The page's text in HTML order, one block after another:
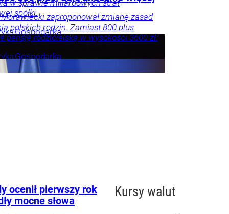
w sprawie miliardowych strat
spółki.
Gospodarka
zaproponował zmianę zasad
polskich rodzin. Zamiast 800 plus
pensję rodzicielską w wysokości 3600 zł.
Gospodarka
ocenił pierwszy rok
mocne słowa
Kursy walut